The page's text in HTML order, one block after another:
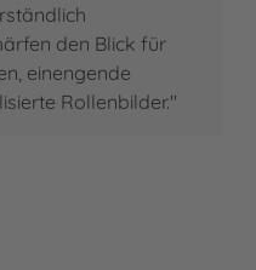
den Blick für
einengende
Rollenbilder."